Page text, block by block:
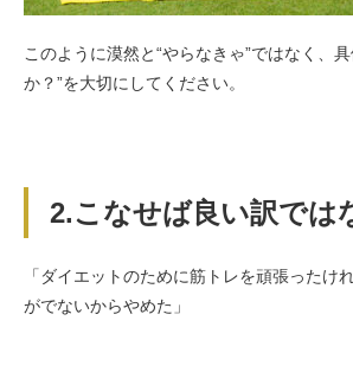
このように漠然と“やらなきゃ”ではなく、
か？”を大切にしてください。
2.こなせば良い訳では
「ダイエットのために筋トレを頑張ったけ
がでないからやめた」